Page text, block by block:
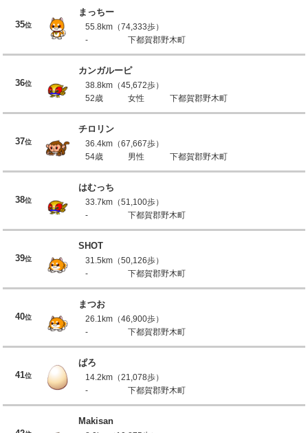
35位
まっちー
55.8km（74,333歩）
-
下都賀郡野木町
36位
カンガルーピ
38.8km（45,672歩）
52歳
女性 下都賀郡野木町
37位
チロリン
36.4km（67,667歩）
54歳
男性 下都賀郡野木町
38位
はむっち
33.7km（51,100歩）
-
下都賀郡野木町
39位
SHOT
31.5km（50,126歩）
-
下都賀郡野木町
40位
まつお
26.1km（46,900歩）
-
下都賀郡野木町
41位
ぱろ
14.2km（21,078歩）
-
下都賀郡野木町
Makisan